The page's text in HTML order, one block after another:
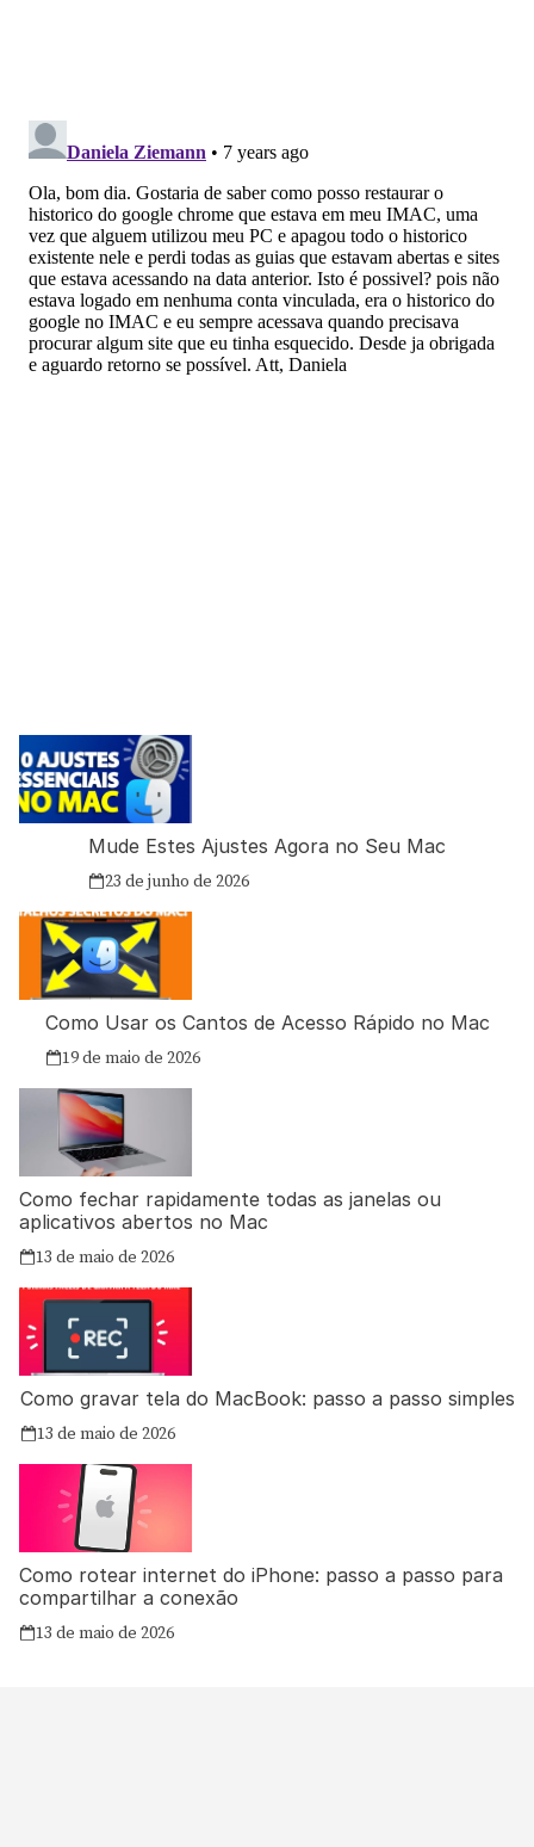
Mude Estes Ajustes Agora no Seu Mac
23 de junho de 2026
Como Usar os Cantos de Acesso Rápido no Mac
19 de maio de 2026
Como fechar rapidamente todas as janelas ou
aplicativos abertos no Mac
13 de maio de 2026
Como gravar tela do MacBook: passo a passo simples
13 de maio de 2026
Como rotear internet do iPhone: passo a passo para
compartilhar a conexão
13 de maio de 2026